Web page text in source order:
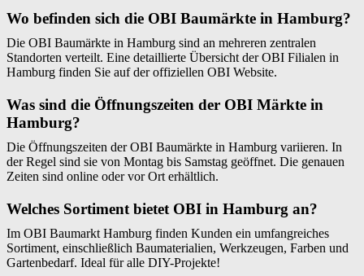
Wo befinden sich die OBI Baumärkte in Hamburg?
Die OBI Baumärkte in Hamburg sind an mehreren zentralen
Standorten verteilt. Eine detaillierte Übersicht der OBI Filialen in
Hamburg finden Sie auf der offiziellen OBI Website.
Was sind die Öffnungszeiten der OBI Märkte in
Hamburg?
Die Öffnungszeiten der OBI Baumärkte in Hamburg variieren. In
der Regel sind sie von Montag bis Samstag geöffnet. Die genauen
Zeiten sind online oder vor Ort erhältlich.
Welches Sortiment bietet OBI in Hamburg an?
Im OBI Baumarkt Hamburg finden Kunden ein umfangreiches
Sortiment, einschließlich Baumaterialien, Werkzeugen, Farben und
Gartenbedarf. Ideal für alle DIY-Projekte!